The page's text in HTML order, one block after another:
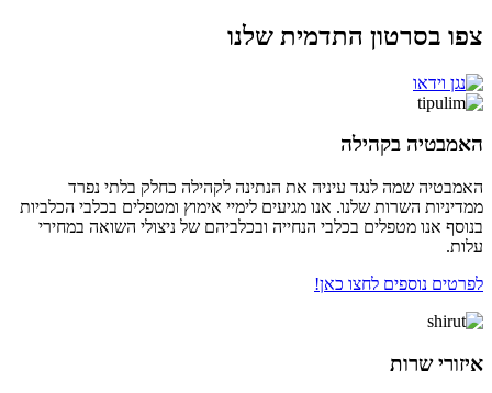
צפו בסרטון התדמית שלנו
האמבטיה בקהילה
האמבטיה שמה לנגד עיניה את הנתינה לקהילה כחלק בלתי נפרד
ממדיניות השרות שלנו. אנו מגיעים לימיי אימוץ ומטפלים בכלבי הכלביות
בנוסף אנו מטפלים בכלבי הנחייה ובכלביהם של ניצולי השואה במחירי
עלות.
לפרטים נוספים לחצו כאן!
איזורי שרות